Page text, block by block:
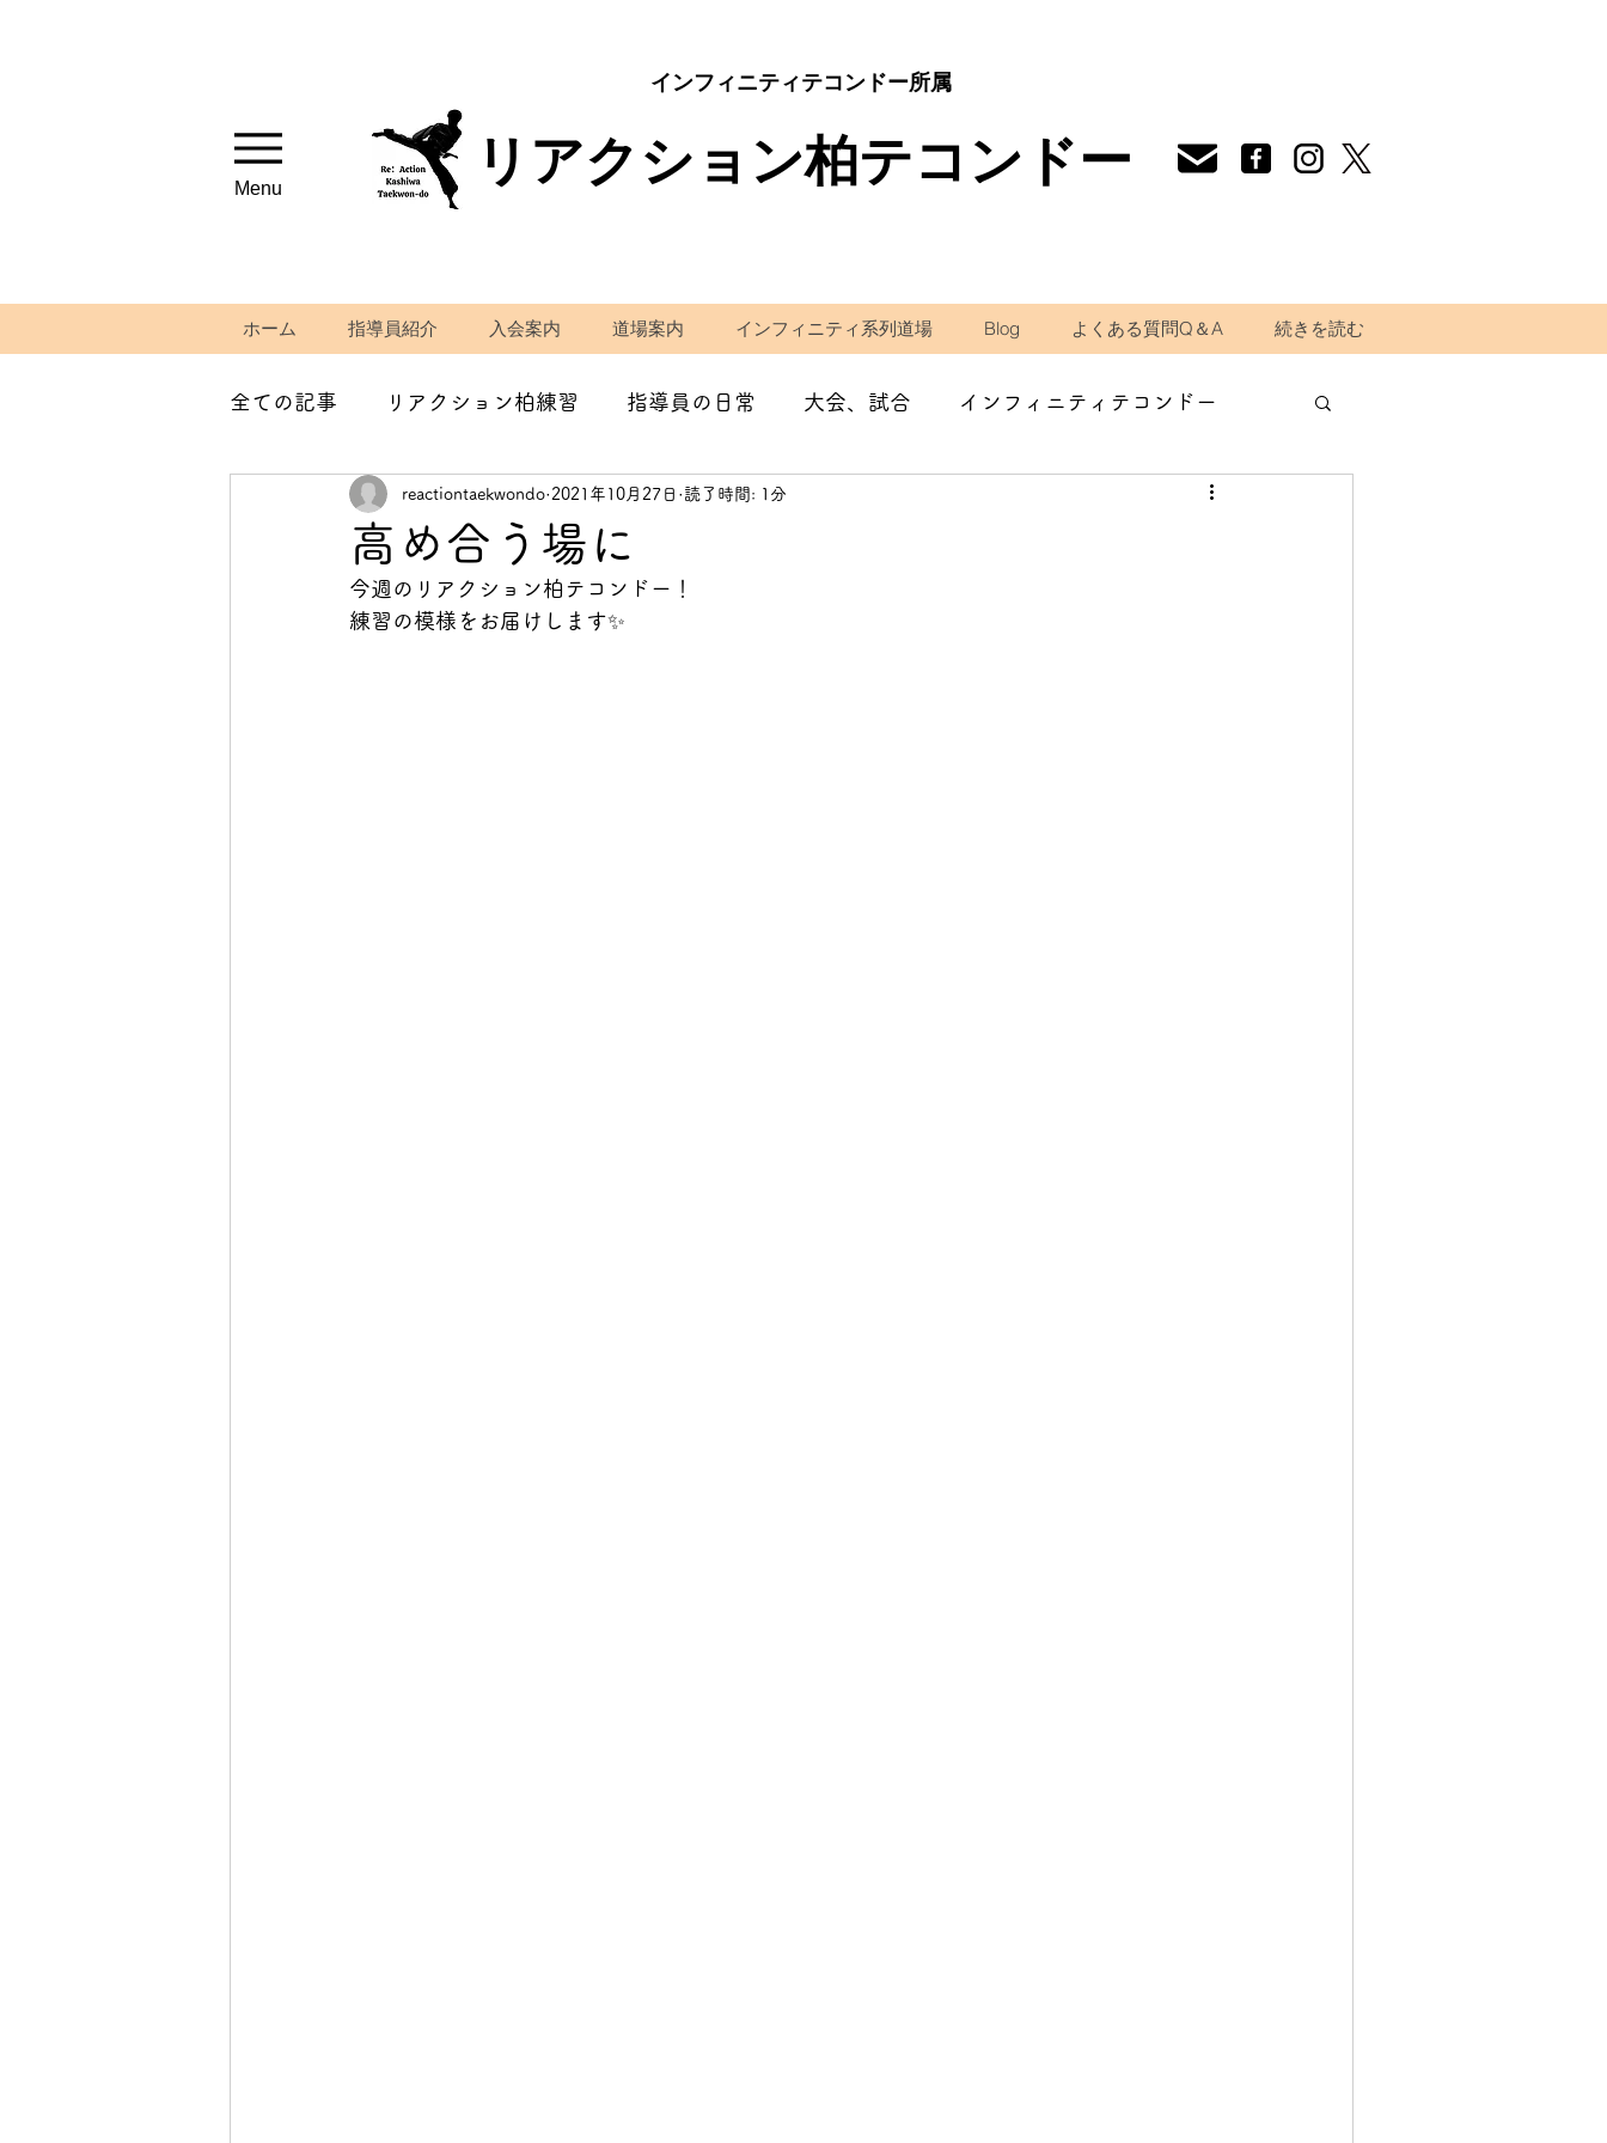
インフィニティテコンドー所属
リアクション柏テコンドー
Menu
ホーム 指導員紹介 入会案内 道場案内 インフィニティ系列道場 Blog よくある質問Q＆A 続きを読む
全ての記事 リアクション柏練習 指導員の日常 大会、試合 インフィニティテコンドー
筋トレ、ストレッチ紹介 学校の先生として 減量・ダイエット 道場生の声
イベント 初心者向け 深堀コラム
高め合う場に
reactiontaekwondo 2021年10月27日 読了時間: 1分
今週のリアクション柏テコンドー！
練習の模様をお届けします✨